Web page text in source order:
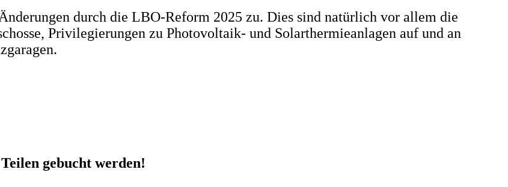
durch die LBO-Reform 2025 zu. Dies sind natürlich vor allem die
Privilegierungen zu Photovoltaik- und Solarthermieanlagen auf und an
gebucht werden!